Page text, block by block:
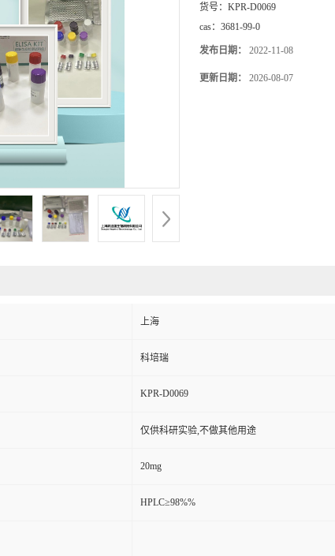
货号： KPR-D0069
cas： 3681-99-0
发布日期： 2022-11-08
更新日期： 2026-08-07
上海
科培瑞
KPR-D0069
仅供科研实验,不做其他用途
20mg
HPLC≥98%%